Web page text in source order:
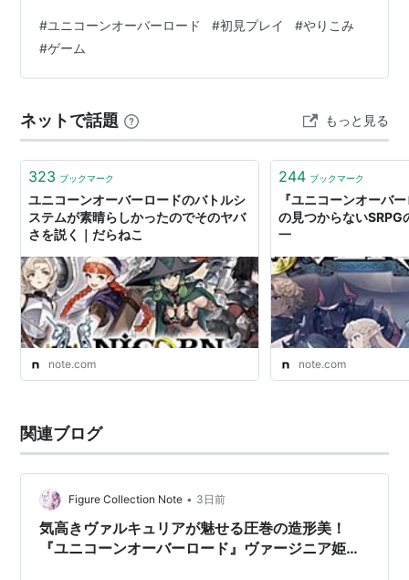
います まずはヘルマン クリア後ではなく、ラストステー
ジで応援に来てそのまま仲間になっていたキャラです
#ユニコーンオーバーロード #初見プレイ #やりこみ
#ゲーム
ネットで話題 もっと見る
323 ブックマーク
ユニコーンオーバーロードのバトルシ
ステムが素晴らしかったのでそのヤバ
さを説く｜だらねこ
note.com
244 ブックマーク
『ユニコーンオーバ
の見つからないSRPG
一
note.com
関連ブログ
Figure Collection Note • 3日前
気高きヴァルキュリアが魅せる圧巻の造形美！
『ユニコーンオーバーロード』ヴァージニア姫の